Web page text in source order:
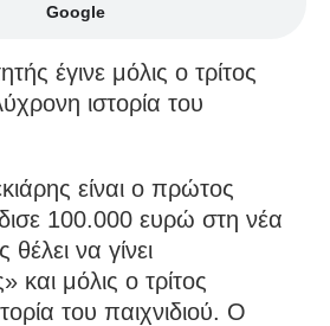
Google
έγινε μόλις ο τρίτος
ιστορία του
είναι ο πρώτος
100.000 ευρώ στη νέα
να γίνει
και μόλις ο τρίτος
του παιχνιδιού. Ο